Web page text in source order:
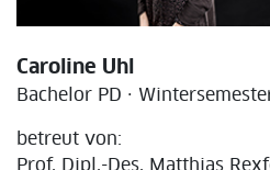
Caroline Uhl
Bachelor PD ·
betreut von:
Prof. Dipl.-Des. Matthias